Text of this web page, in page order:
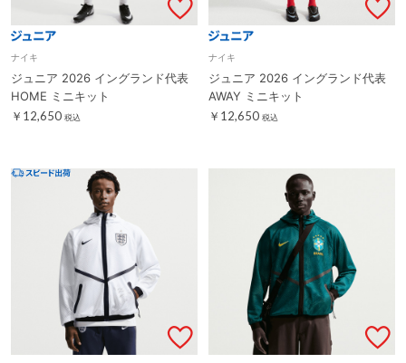
ナイキ
ジュニア 2026 イングランド代表
HOME ミニキット
￥12,650 税込
ナイキ
ジュニア 2026 イングランド代表
AWAY ミニキット
￥12,650 税込